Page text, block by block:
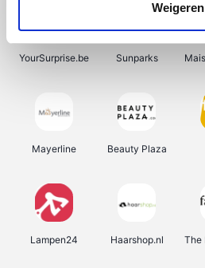
Weigeren
YourSurprise.be Sunparks
Mayerline Beauty Plaza
Lampen24 Haarshop.nl